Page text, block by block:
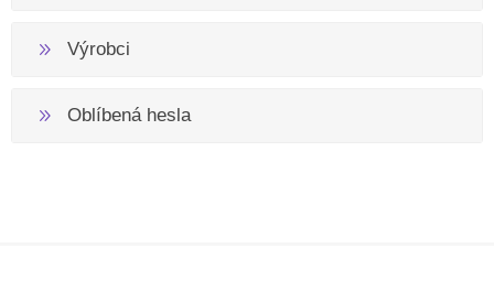
Výrobci
Oblíbená hesla